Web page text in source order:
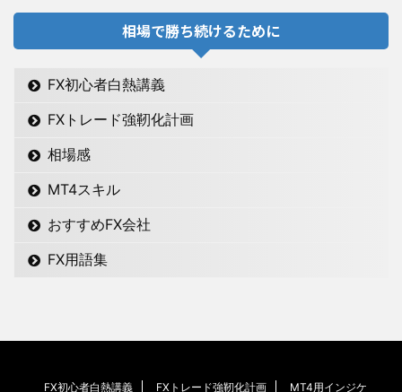
相場で勝ち続けるために
FX初心者白熱講義
FXトレード強靭化計画
相場感
MT4スキル
おすすめFX会社
FX用語集
FX初心者白熱講義 FXトレード強靭化計画 MT4用インジケ